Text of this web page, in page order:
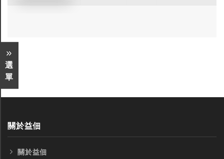
選
單
關於益佃
關於益佃